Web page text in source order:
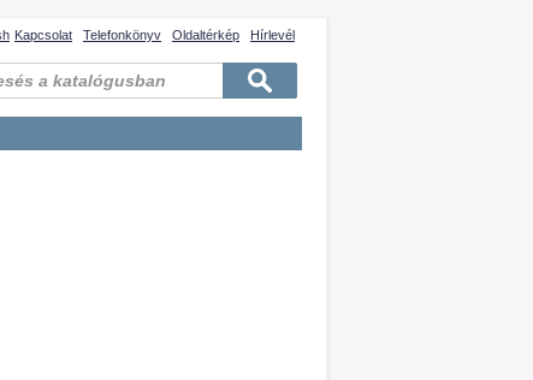
Kapcsolat Telefonkönyv Oldaltérkép Hírlevél